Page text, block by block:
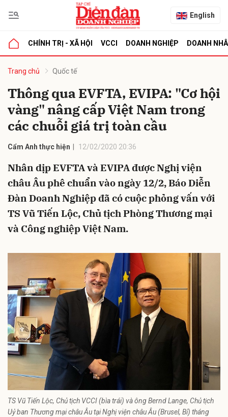
English
CHÍNH TRỊ - XÃ HỘI VCCI DOANH NGHIỆP DOANH
Trang chủ Quốc tế
Thông qua EVFTA, EVIPA: "Cơ hội
vàng" nâng cấp Việt Nam trong
các chuỗi giá trị toàn cầu
Cẩm Anh thực hiện 12/02/2020 20:36
Nhân dịp EVFTA và EVIPA được Nghị viện
châu Âu phê chuẩn vào ngày 12/2, Báo Diễn
Đàn Doanh Nghiệp đã có cuộc phỏng vấn với
TS Vũ Tiến Lộc, Chủ tịch Phòng Thương mại
và Công nghiệp Việt Nam.
TS Vũ Tiến Lộc, Chủ tịch VCCI (bìa trái) và ông Bernd Lange, Chủ tịch
Uỷ ban Thương mại châu Âu tại Nghị viện châu Âu (Brusel, Bỉ) tháng
luận
Hủy